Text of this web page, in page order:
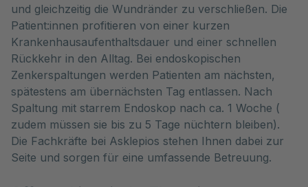
und gleichzeitig die Wundränder zu verschließen. Die
Patient:innen profitieren von einer kurzen
Krankenhausaufenthaltsdauer und einer schnellen
Rückkehr in den Alltag. Bei endoskopischen
Zenkerspaltungen werden Patienten am nächsten,
spätestens am übernächsten Tag entlassen. Nach
Spaltung mit starrem Endoskop nach ca. 1 Woche (
zudem müssen sie bis zu 5 Tage nüchtern bleiben).
Die Fachkräfte bei Asklepios stehen Ihnen dabei zur
Seite und sorgen für eine umfassende Betreuung.